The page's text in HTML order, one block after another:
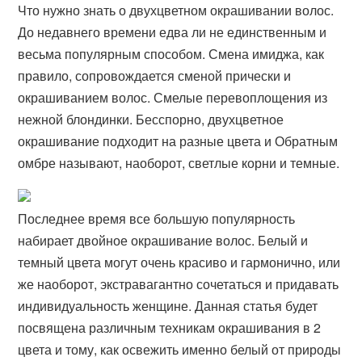
Что нужно знать о двухцветном окрашивании волос.
До недавнего времени едва ли не единственным и
весьма популярным способом. Смена имиджа, как
правило, сопровождается сменой прически и
окрашиванием волос. Смелые перевоплощения из
нежной блондинки. Бесспорно, двухцветное
окрашивание подходит на разные цвета и Обратным
омбре называют, наоборот, светлые корни и темные.
Последнее время все большую популярность
набирает двойное окрашивание волос. Белый и
темный цвета могут очень красиво и гармонично, или
же наоборот, экстравагантно сочетаться и придавать
индивидуальность женщине. Данная статья будет
посвящена различным техникам окрашивания в 2
цвета и тому, как освежить именно белый от природы